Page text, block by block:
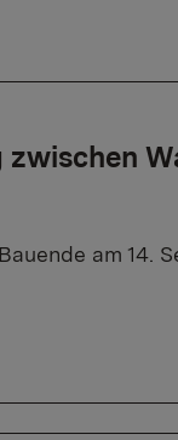
zwischen
am 14.